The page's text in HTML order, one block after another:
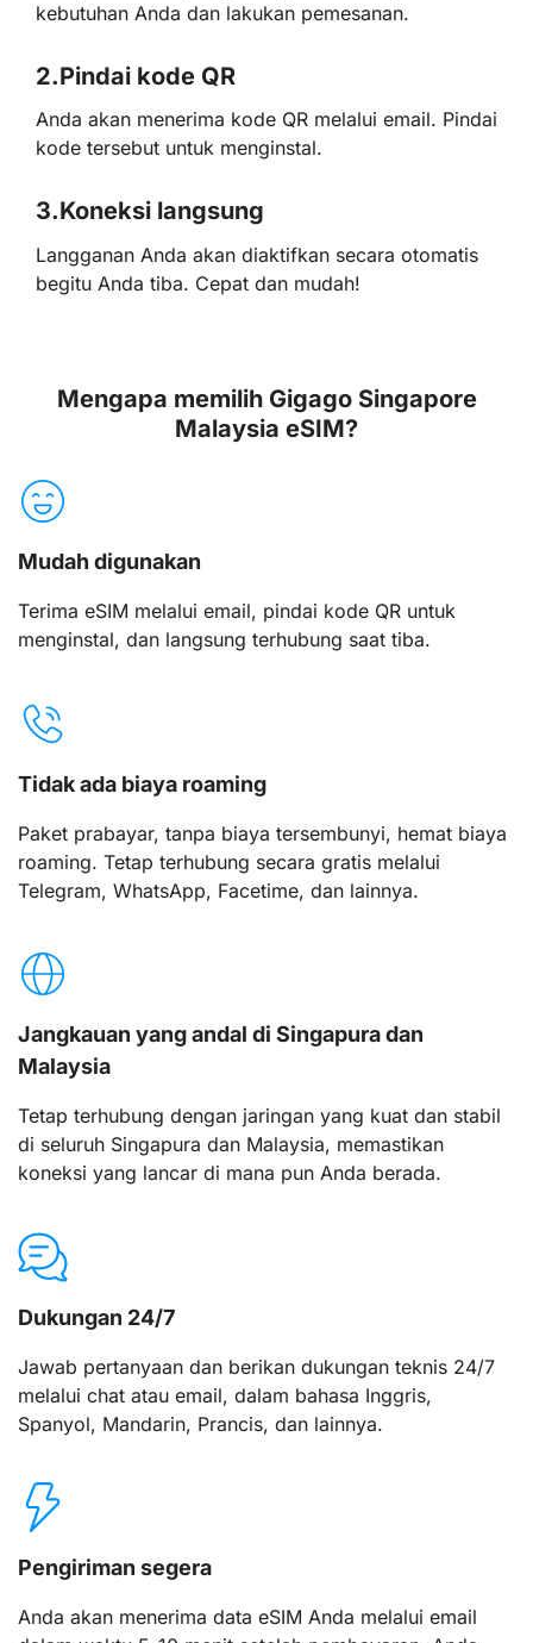
kebutuhan Anda dan lakukan pemesanan.
2.Pindai kode QR
Anda akan menerima kode QR melalui email. Pindai
kode tersebut untuk menginstal.
3.Koneksi langsung
Langganan Anda akan diaktifkan secara otomatis
begitu Anda tiba. Cepat dan mudah!
Mengapa memilih Gigago Singapore
Malaysia eSIM?
Mudah digunakan
Terima eSIM melalui email, pindai kode QR untuk
menginstal, dan langsung terhubung saat tiba.
Tidak ada biaya roaming
Paket prabayar, tanpa biaya tersembunyi, hemat biaya
roaming. Tetap terhubung secara gratis melalui
Telegram, WhatsApp, Facetime, dan lainnya.
Jangkauan yang andal di Singapura dan
Malaysia
Tetap terhubung dengan jaringan yang kuat dan stabil
di seluruh Singapura dan Malaysia, memastikan
koneksi yang lancar di mana pun Anda berada.
Dukungan 24/7
Jawab pertanyaan dan berikan dukungan teknis 24/7
melalui chat atau email, dalam bahasa Inggris,
Spanyol, Mandarin, Prancis, dan lainnya.
Pengiriman segera
Anda akan menerima data eSIM Anda melalui email